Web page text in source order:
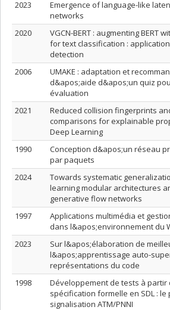
2023
Emergence of language-like
networks
2020
VGCN-BERT : augmenting BERT
for text classification :
detection
2006
UMAKE : adaptation et
d&apos;aide d&apos;un quiz
évaluation
2021
Reduced collision fingerprints
comparisons for explainable
Deep Learning
1990
Conception d&apos;un réseau
par paquets
2024
Towards systematic
learning modular architectures
generative flow networks
1997
Applications multimédia et
dans l&apos;environnement du
2023
Sur l&apos;élaboration de
l&apos;apprentissage auto-
représentations du code
1998
Développement de tests à partir
spécification formelle en SDL : le
signalisation ATM/PNNI